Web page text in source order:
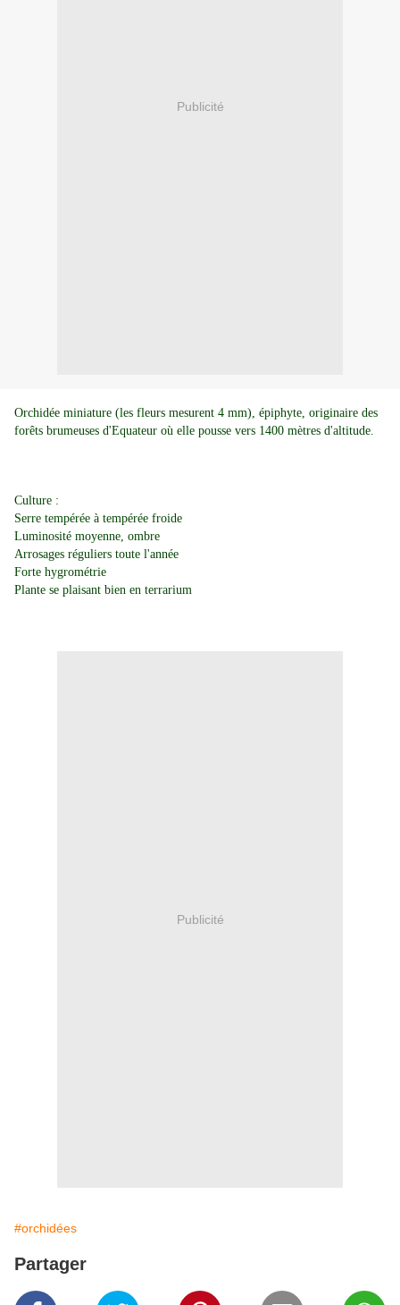
Publicité
Orchidée miniature (les fleurs mesurent 4 mm), épiphyte, originaire des
forêts brumeuses d'Equateur où elle pousse vers 1400 mètres d'altitude.
Culture :
Serre tempérée à tempérée froide
Luminosité moyenne, ombre
Arrosages réguliers toute l'année
Forte hygrométrie
Plante se plaisant bien en terrarium
Publicité
#orchidées
Partager